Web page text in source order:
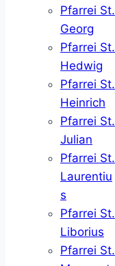
Pfarrei St.
Georg
Pfarrei St.
Hedwig
Pfarrei St.
Heinrich
Pfarrei St.
Julian
Pfarrei St.
Laurentiu
s
Pfarrei St.
Liborius
Pfarrei St.